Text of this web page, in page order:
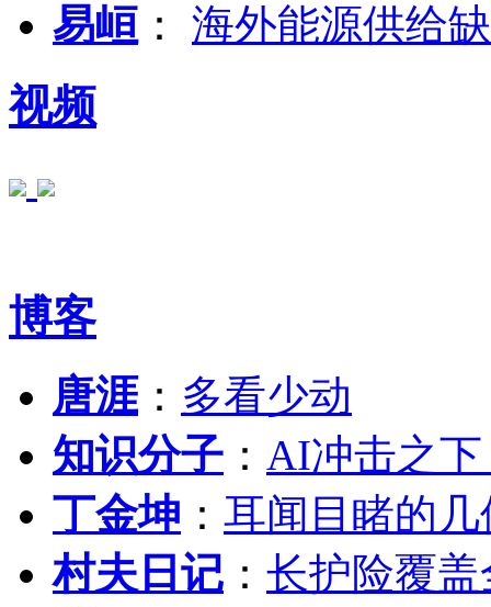
易峘 ： 海外能源供给
视频
博客
唐涯： 多看少动
知识分子 ： AI冲击之
丁金坤 ： 耳闻目睹的
村夫日记 ： 长护险覆